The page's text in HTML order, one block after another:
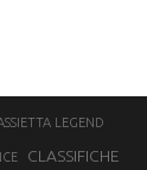
LEGEND
CLASSIFICHE